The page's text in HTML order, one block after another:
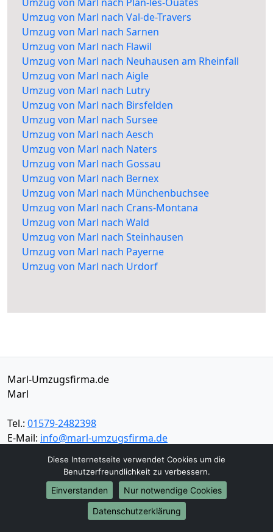
Umzug von Marl nach Val-de-Travers
Umzug von Marl nach Sarnen
Umzug von Marl nach Flawil
Umzug von Marl nach Neuhausen am Rheinfall
Umzug von Marl nach Aigle
Umzug von Marl nach Lutry
Umzug von Marl nach Birsfelden
Umzug von Marl nach Sursee
Umzug von Marl nach Aesch
Umzug von Marl nach Naters
Umzug von Marl nach Gossau
Umzug von Marl nach Bernex
Umzug von Marl nach Münchenbuchsee
Umzug von Marl nach Crans-Montana
Umzug von Marl nach Wald
Umzug von Marl nach Steinhausen
Umzug von Marl nach Payerne
Umzug von Marl nach Urdorf
Marl-Umzugsfirma.de
Marl
Tel.: 01579-2482398
E-Mail: info@marl-umzugsfirma.de
Öffnungszeiten:Mo - Sa: 08:30 - 16:00 Uhr
Impressum
Diese Internetseite verwendet Cookies um die
Benutzerfreundlichkeit zu verbessern.
Einverstanden
Nur notwendige Cookies
Datenschutzerklärung